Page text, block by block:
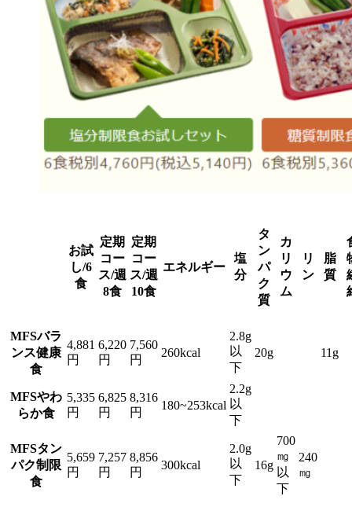
お試
し/6
食
定期
コー
ス/週
8食
定期
コー
ス/週
10食
エネルギー
塩
分
タ
ン
パ
ク
質
カ
リ
ウ
ム
リ
ン
脂
質
MFSバラ
ンス健康
食
4,881
円
6,220
円
7,560
円
260kcal
2.8g
以
下
20g 11g
MFSやわ
らか食
5,335
円
6,825
円
8,316
円
180~253kcal
2.2g
以
下
MFSタン
パク制限
食
5,659
円
7,257
円
8,856
円
300kcal
2.0g
以
下
16g
700
㎎
以
下
240
㎎